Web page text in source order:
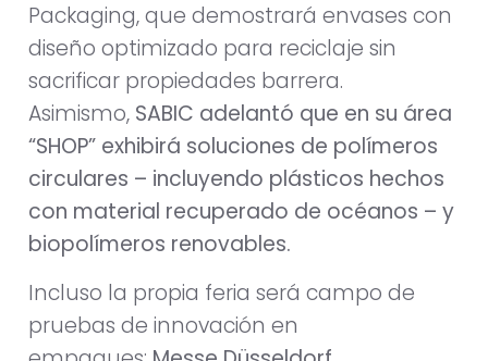
Packaging, que demostrará envases con
diseño optimizado para reciclaje sin
sacrificar propiedades barrera.
Asimismo, SABIC adelantó que en su área
“SHOP” exhibirá soluciones de polímeros
circulares – incluyendo plásticos hechos
con material recuperado de océanos – y
biopolímeros renovables.
Incluso la propia feria será campo de
pruebas de innovación en